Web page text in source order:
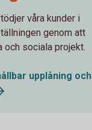
våra kunder i
genom att
och sociala projekt.
upplåning och